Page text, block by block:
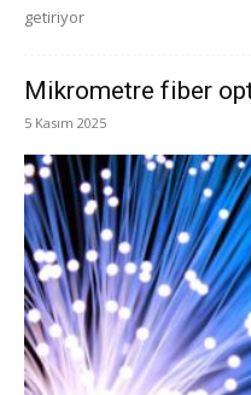
getiriyor
Mikrometre fiber
5 Kasım 2025